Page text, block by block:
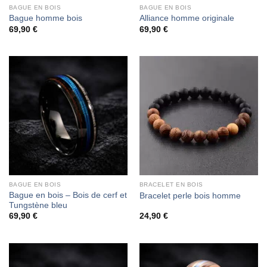
BAGUE EN BOIS
Bague homme bois
69,90 €
BAGUE EN BOIS
Alliance homme originale
69,90 €
BAGUE EN BOIS
Bague en bois – Bois de cerf et
Tungstène bleu
69,90 €
BRACELET EN BOIS
Bracelet perle bois homme
24,90 €